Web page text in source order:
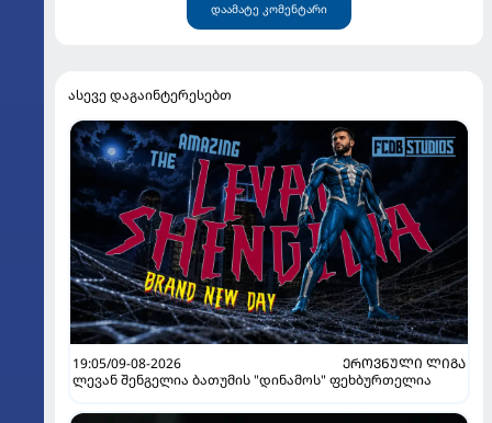
დაამატე კომენტარი
ასევე დაგაინტერესებთ
19:05/09-08-2026
ᲔᲠᲝᲕᲜᲣᲚᲘ ᲚᲘᲒᲐ
ლევან შენგელია ბათუმის "დინამოს" ფეხბურთელია